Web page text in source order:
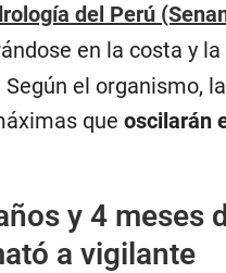
del Perú
en la costa y
el organismo,
que oscilarán
y 4 meses
a vigilante